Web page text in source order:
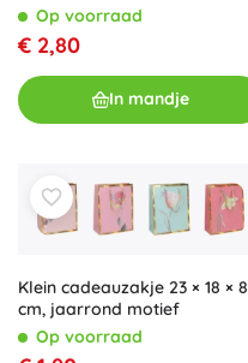
Op voorraad
€ 2,80
In mandje
Klein cadeauzakje 23 × 18 × 8
cm, jaarrond motief
Op voorraad